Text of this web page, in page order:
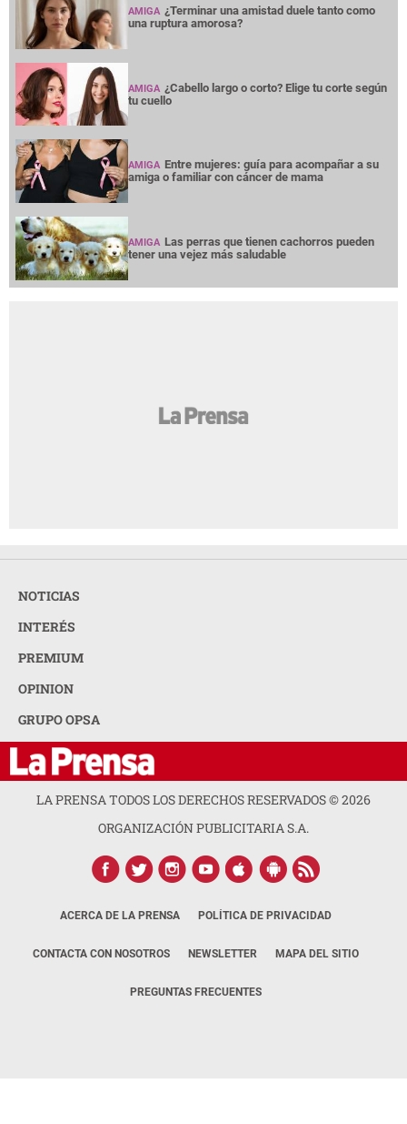
AMIGA ¿Terminar una amistad duele tanto como
una ruptura amorosa?
AMIGA ¿Cabello largo o corto? Elige tu corte según
tu cuello
AMIGA Entre mujeres: guía para acompañar a su
amiga o familiar con cáncer de mama
AMIGA Las perras que tienen cachorros pueden
tener una vejez más saludable
NOTICIAS
INTERÉS
PREMIUM
OPINION
GRUPO OPSA
LA PRENSA TODOS LOS DERECHOS RESERVADOS ©2026
ORGANIZACIÓN PUBLICITARIA S.A.
ACERCA DE LA PRENSA POLÍTICA DE PRIVACIDAD
CONTACTA CON NOSOTROS NEWSLETTER MAPA DEL SITIO
PREGUNTAS FRECUENTES